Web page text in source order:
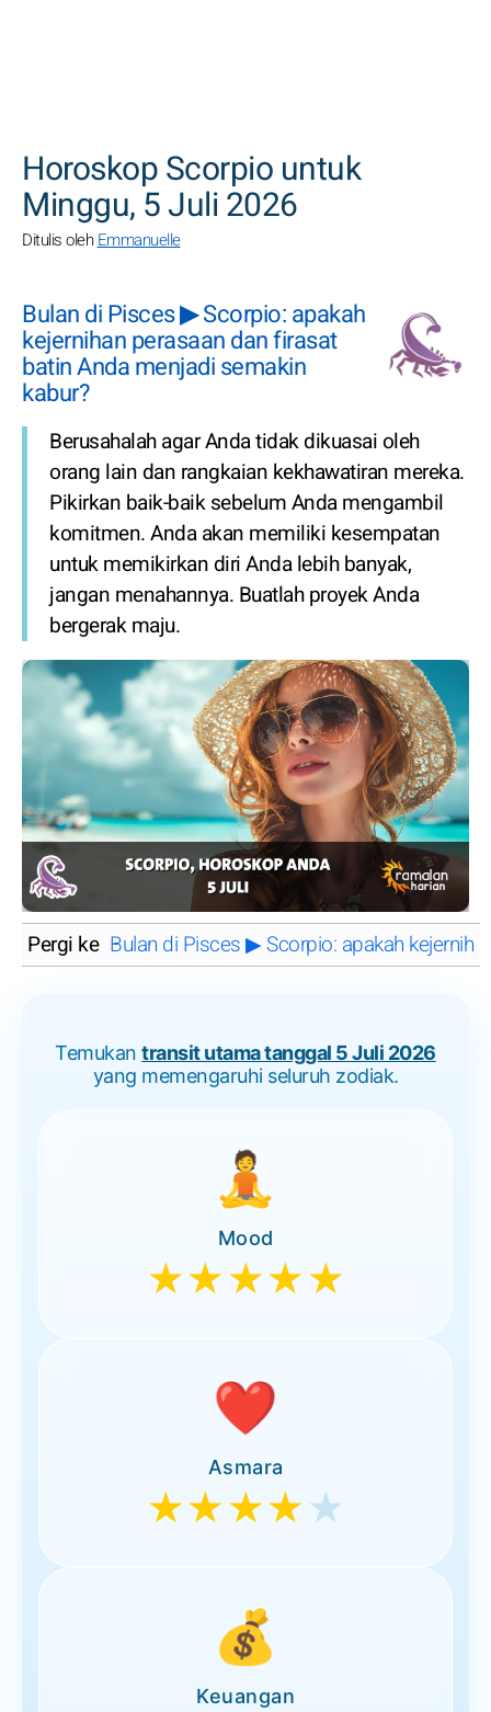
Horoskop Scorpio untuk
Minggu, 5 Juli 2026
Ditulis olehEmmanuelle
Bulan di Pisces ▶ Scorpio: apakah
kejernihan perasaan dan firasat
batin Anda menjadi semakin
kabur?
Berusahalah agar Anda tidak dikuasai oleh
orang lain dan rangkaian kekhawatiran mereka.
Pikirkan baik-baik sebelum Anda mengambil
komitmen. Anda akan memiliki kesempatan
untuk memikirkan diri Anda lebih banyak,
jangan menahannya. Buatlah proyek Anda
bergerak maju.
Pergi ke Bulan di Pisces ▶ Scorpio: apakah
Temukantransit utama tanggal 5 Juli 2026
yang memengaruhi seluruh zodiak.
🧘
Mood
★★★★★
❤️
Asmara
★★★★★
💰
Keuangan